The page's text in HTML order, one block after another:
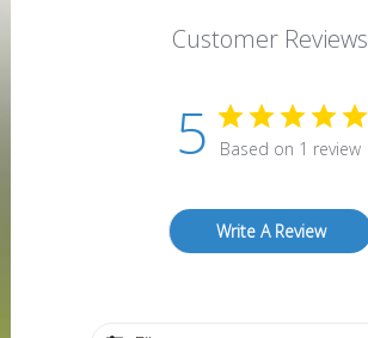
Customer Reviews
5 Based on 1 review
Write A Review